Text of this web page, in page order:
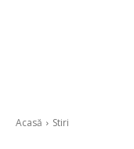
Acasă Stiri